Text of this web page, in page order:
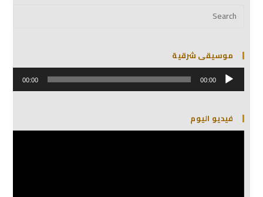
موسيقى شرقية
مشغل
الصوت 00:00
00:00
فيديو اليوم
مشغل